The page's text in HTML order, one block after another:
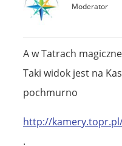
Moderator
A w Tatrach
Taki widok jest na
pochmurno
http://
.